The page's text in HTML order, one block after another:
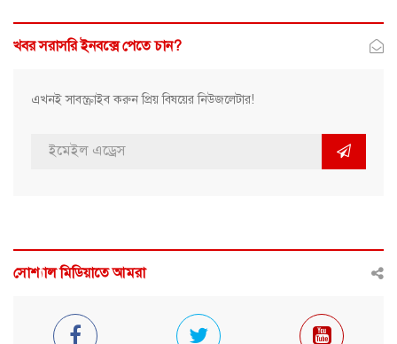
খবর সরাসরি ইনবক্সে পেতে চান?
এখনই সাবস্ক্রাইব করুন প্রিয় বিষয়ের নিউজলেটার!
সোশ্যাল মিডিয়াতে আমরা